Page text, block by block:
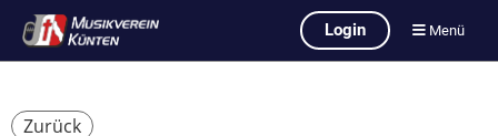
Login Menü
Zurück